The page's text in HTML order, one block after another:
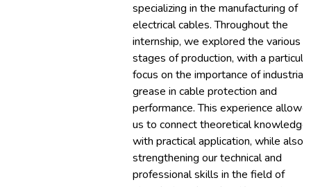
specializing in the manufacturing of
electrical cables. Throughout the
internship, we explored the various
stages of production, with a
focus on the importance of industrial
grease in cable protection and
performance. This experience
us to connect theoretical knowledge
with practical application, while also
strengthening our technical and
professional skills in the field of